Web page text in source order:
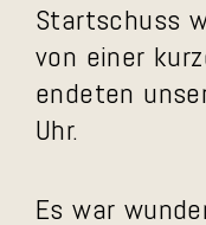
Startschuss
von einer
endeten
Uhr.
Es war